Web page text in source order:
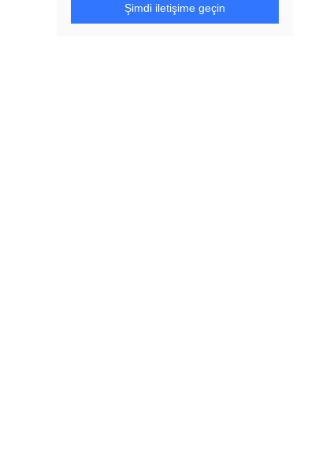
Şimdi iletişime geçin